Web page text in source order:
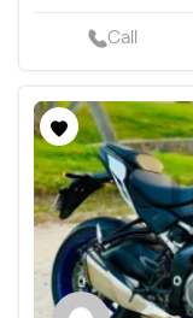
Call